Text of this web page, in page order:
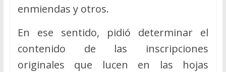
enmiendas y otros.
En ese sentido, pidió determinar el
contenido de las inscripciones
originales que lucen en las hojas